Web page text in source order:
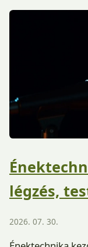
légzés,
2026. 07. 30.